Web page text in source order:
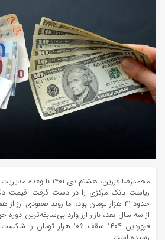
محمدرضا فرزین، هشتم دی
ریاست بانک مرکزی را در دست گرفت. قیمت دلار
حدود ۴۱ هزار تومان بود، اما روند صعودی
از سه سال بعد، بازار ارز وارد بی‌سابقه‌ترین
رسیده است.